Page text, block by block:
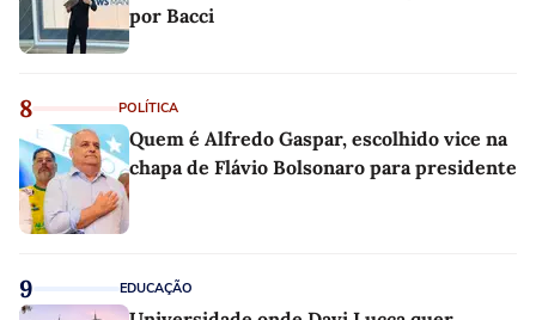
por Bacci
8 POLÍTICA
Quem é Alfredo Gaspar, escolhido vice na
chapa de Flávio Bolsonaro para presidente
9 EDUCAÇÃO